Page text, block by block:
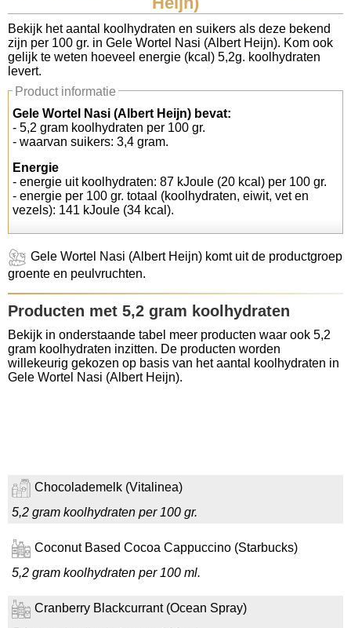
Koolhydraten tellen
Links
Bekijk het aantal koolhydraten en suikers als deze bekend
zijn per 100 gr. in Gele Wortel Nasi (Albert Heijn). Kom ook
gelijk te weten hoeveel energie (kcal) 5,2g. koolhydraten
levert.
Product informatie
Gele Wortel Nasi (Albert Heijn) bevat:
- 5,2 gram koolhydraten per 100 gr.
- waarvan suikers: 3,4 gram.
Energie
- energie uit koolhydraten: 87 kJoule (20 kcal) per 100 gr.
- energie per 100 gr. totaal (koolhydraten, eiwit, vet en
vezels): 141 kJoule (34 kcal).
Gele Wortel Nasi (Albert Heijn) komt uit de productgroep
groente en peulvruchten.
Producten met 5,2 gram koolhydraten
Bekijk in onderstaande tabel meer producten waar ook 5,2
gram koolhydraten inzitten. De producten worden
willekeurig gekozen op basis van het aantal koolhydraten in
Gele Wortel Nasi (Albert Heijn).
Chocolademelk (Vitalinea)
5,2 gram koolhydraten per 100 gr.
Coconut Based Cocoa Cappuccino (Starbucks)
5,2 gram koolhydraten per 100 ml.
Cranberry Blackcurrant (Ocean Spray)